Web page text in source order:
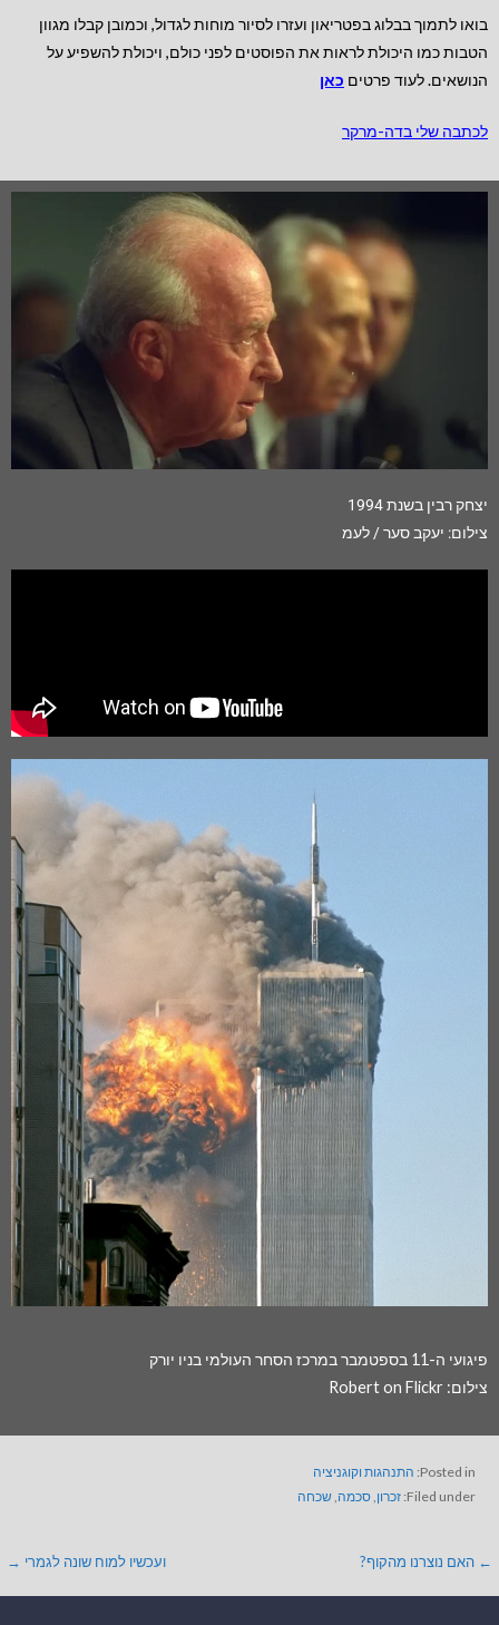
בואו לתמוך בבלוג בפטריאון ועזרו לסיור מוחות לגדול, וכמובן קבלו מגוון
הטבות כמו היכולת לראות את הפוסטים לפני כולם, ויכולת להשפיע על
הנושאים. לעוד פרטים כאן
לכתבה שלי בדה-מרקר
יצחק רבין בשנת 1994
צילום: יעקב סער / לעמ
פיגועי ה-11 בספטמבר במרכז הסחר העולמי בניו יורק
צילום:
Roberton Flickr
Posted in: התנהגות וקוגניציה
Filed under: זכרון,סכמה,שכחה
← האם נוצרנו מהקוף? ועכשיו למוח שונה לגמרי →